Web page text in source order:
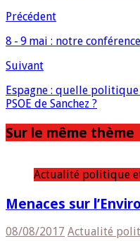
Précédent
8 - 9 mai : notre
Suivant
Espagne : quelle
PSOE de Sanchez ?
Sur le même thème
Actualité politique
Menaces sur
08/08/2017 Actualité